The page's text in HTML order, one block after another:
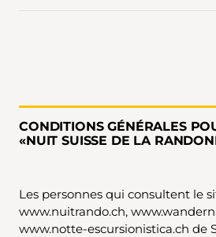
CONDITIONS GÉNÉRALES
«NUIT SUISSE DE LA
Les personnes qui consultent le
www.nuitrando.ch,
www.notte-escursionistica.ch de